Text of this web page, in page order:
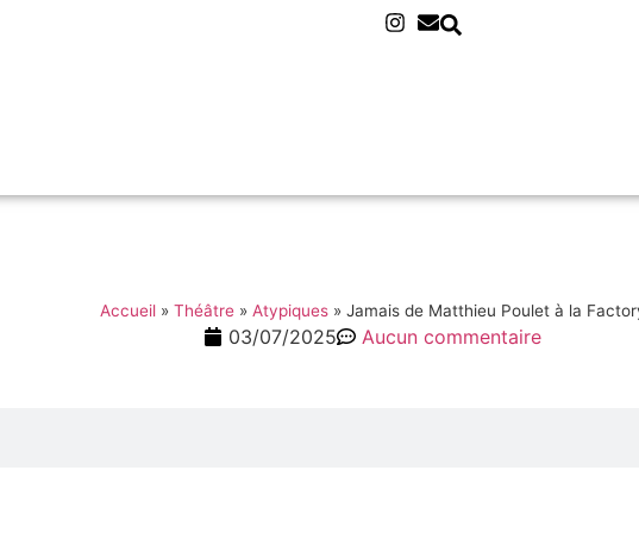
Accueil» Théâtre» Atypiques» Jamais de Matthieu Poulet à la
03/07/2025 Aucun commentaire